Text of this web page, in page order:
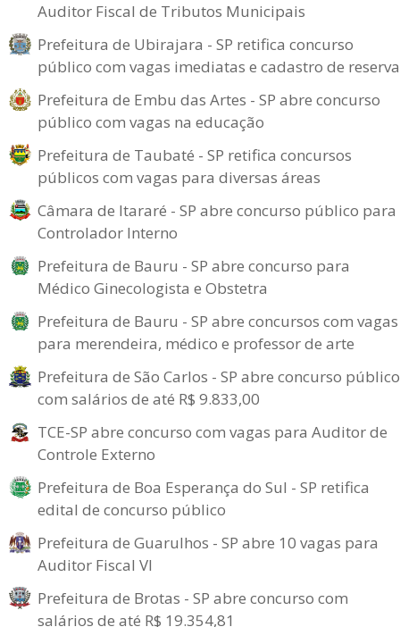
Auditor Fiscal de Tributos Municipais
Prefeitura de Ubirajara - SP retifica concurso
público com vagas imediatas e cadastro de reserva
Prefeitura de Embu das Artes - SP abre concurso
público com vagas na educação
Prefeitura de Taubaté - SP retifica concursos
públicos com vagas para diversas áreas
Câmara de Itararé - SP abre concurso público para
Controlador Interno
Prefeitura de Bauru - SP abre concurso para
Médico Ginecologista e Obstetra
Prefeitura de Bauru - SP abre concursos com vagas
para merendeira, médico e professor de arte
Prefeitura de São Carlos - SP abre concurso público
com salários de até R$ 9.833,00
TCE-SP abre concurso com vagas para Auditor de
Controle Externo
Prefeitura de Boa Esperança do Sul - SP retifica
edital de concurso público
Prefeitura de Guarulhos - SP abre 10 vagas para
Auditor Fiscal VI
Prefeitura de Brotas - SP abre concurso com
salários de até R$ 19.354,81